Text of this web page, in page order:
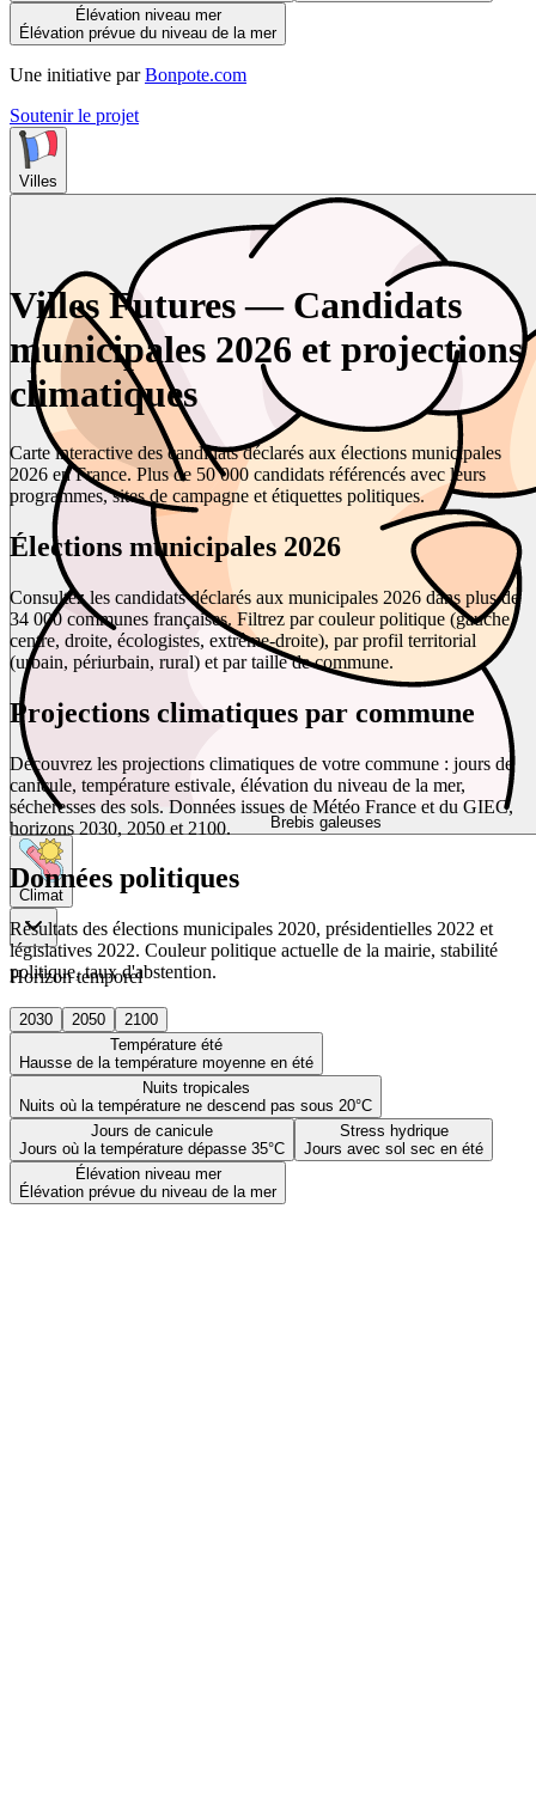
Élévation niveau mer
Élévation prévue du niveau de la mer
Une initiative par Bonpote.com
Soutenir le projet
Villes
Brebis galeuses
Climat
Horizon temporel
2030 2050
2100
Température été
Hausse de la température moyenne en été
Nuits tropicales
Nuits où la température ne descend pas sous 20°C
Jours de canicule
Jours où la température dépasse 35°C
Stress hydrique
Jours avec sol sec en été
Élévation niveau mer
Élévation prévue du niveau de la mer
Villes Futures — Candidats
municipales 2026 et projections
climatiques
Carte interactive des candidats déclarés aux élections municipales
2026 en France. Plus de 50 000 candidats référencés avec leurs
programmes, sites de campagne et étiquettes politiques.
Élections municipales 2026
Consultez les candidats déclarés aux municipales 2026 dans plus de
34 000 communes françaises. Filtrez par couleur politique (gauche,
centre, droite, écologistes, extrême-droite), par profil territorial
(urbain, périurbain, rural) et par taille de commune.
Projections climatiques par commune
Découvrez les projections climatiques de votre commune : jours de
canicule, température estivale, élévation du niveau de la mer,
sécheresses des sols. Données issues de Météo France et du GIEC,
horizons 2030, 2050 et 2100.
Données politiques
Résultats des élections municipales 2020, présidentielles 2022 et
législatives 2022. Couleur politique actuelle de la mairie, stabilité
politique, taux d'abstention.